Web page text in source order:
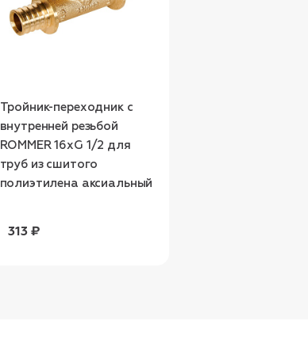
Тройник-переходник с
внутренней резьбой
ROMMER 16xG 1/2 для
труб из сшитого
полиэтилена аксиальный
313 ₽